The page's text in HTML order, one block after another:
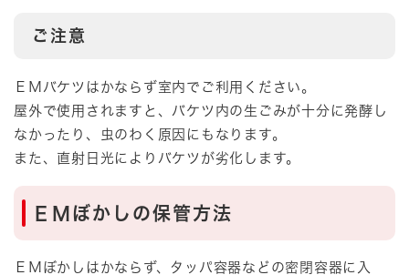
ご注意
ＥＭバケツはかならず室内でご利用ください。
屋外で使用されますと、バケツ内の生ごみが十分に発酵し
なかったり、虫のわく原因にもなります。
また、直射日光によりバケツが劣化します。
ＥＭぼかしの保管方法
ＥＭぼかしはかならず、タッパ容器などの密閉容器に入